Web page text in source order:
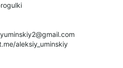
aleksiy_uminskiy